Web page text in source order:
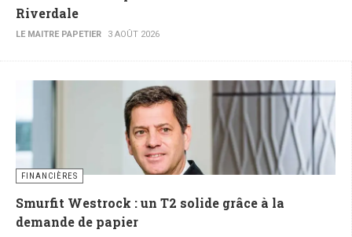
Riverdale
LE MAITRE PAPETIER 3 AOÛT 2026
FINANCIÈRES
Smurfit Westrock : un T2 solide grâce à la
demande de papier